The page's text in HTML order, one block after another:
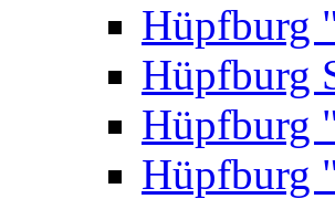
Hüpfburg
Hüpfburg
Hüpfburg
Hüpfburg